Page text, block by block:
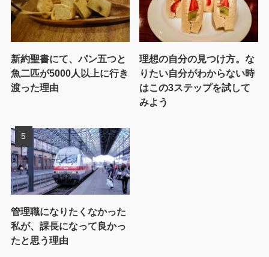
新約聖書にて、パン五つと
魚二匹が5000人以上に行き
渡った理由
理想の自分の見つけ方。な
りたい自分がわからない時
はこの3ステップを試して
みよう
管理職になりたくなかった
私が、課長になって良かっ
たと思う理由